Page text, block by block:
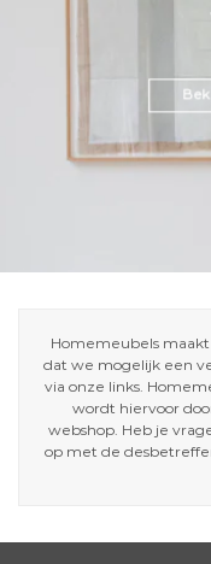
Homemeubels
dat we mogelijk een
via onze links.
wordt hiervoor
webshop. Heb je
op met de